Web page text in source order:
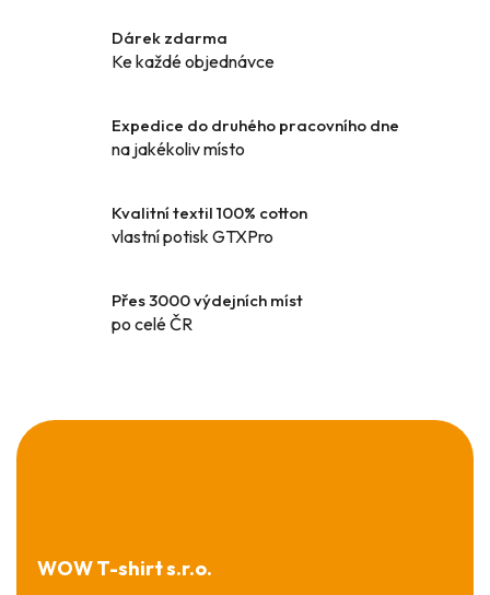
a
p
k
y
p
Dárek zdarma
Ke každé objednávce
Expedice do druhého pracovního dne
na jakékoliv místo
Kvalitní textil 100% cotton
vlastní potisk GTXPro
Přes 3000 výdejních míst
po celé ČR
Z
á
WOW T-shirt s.r.o.